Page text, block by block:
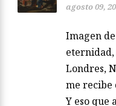
agosto 09,
Imagen
eternidad,
Londres,
me recibe
Y eso que